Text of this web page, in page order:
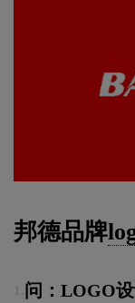
邦德品牌
问：LOGO